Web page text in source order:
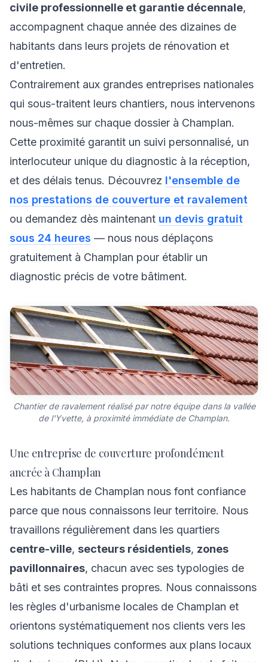
civile professionnelle et garantie décennale,
accompagnent chaque année des dizaines de
habitants dans leurs projets de rénovation et
d'entretien.
Contrairement aux grandes entreprises nationales
qui sous-traitent leurs chantiers, nous intervenons
nous-mêmes sur chaque dossier à Champlan.
Cette proximité garantit un suivi personnalisé, un
interlocuteur unique du diagnostic à la réception,
et des délais tenus. Découvrez l'ensemble de
nos prestations de couverture et ravalement
ou demandez dès maintenant un devis gratuit
sous 24 heures — nous nous déplaçons
gratuitement à Champlan pour établir un
diagnostic précis de votre bâtiment.
Chantier de ravalement réalisé par notre équipe dans la vallée
de l'Yvette, à proximité immédiate de Champlan.
Une entreprise de couverture profondément
ancrée à Champlan
Les habitants de Champlan nous font confiance
parce que nous connaissons leur territoire. Nous
travaillons régulièrement dans les quartiers
centre-ville, secteurs résidentiels, zones
pavillonnaires, chacun avec ses typologies de
bâti et ses contraintes propres. Nous connaissons
les règles d'urbanisme locales de Champlan et
orientons systématiquement nos clients vers les
solutions techniques conformes aux plans locaux